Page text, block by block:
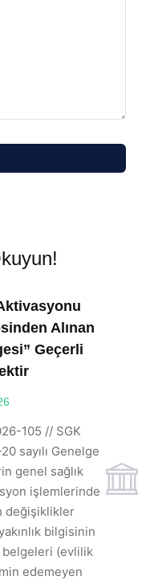
Alınan
Geçerli
105 // SGK
sayılı Genelge
genel sağlık
işlemlerinde
değişiklikler
bilgisinin
(evlilik
edemeyen